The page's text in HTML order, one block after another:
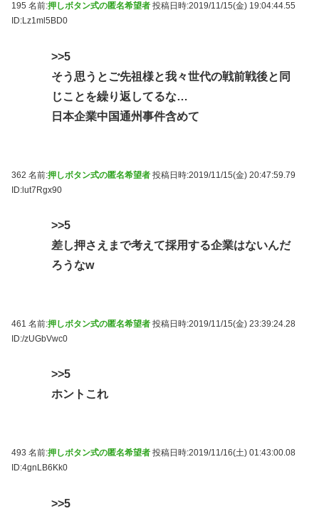
195 名前:押しボタン式の匿名希望者 投稿日時:2019/11/15(金) 19:04:44.55
ID:Lz1ml5BD0
>>5
そう思うとご先祖様と我々世代の戦前戦後と同
じことを繰り返してるな…
日本企業中国通州事件含めて
362 名前:押しボタン式の匿名希望者 投稿日時:2019/11/15(金) 20:47:59.79
ID:lut7Rgx90
>>5
差し押さえまで考えて採用する企業はないんだ
ろうなw
461 名前:押しボタン式の匿名希望者 投稿日時:2019/11/15(金) 23:39:24.28
ID:/zUGbVwc0
>>5
ホントこれ
493 名前:押しボタン式の匿名希望者 投稿日時:2019/11/16(土) 01:43:00.08
ID:4gnLB6Kk0
>>5